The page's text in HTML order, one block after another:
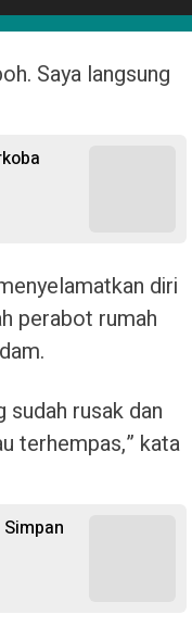
Saya langsung
diri
perabot rumah
sudah rusak dan
terhempas,” kata